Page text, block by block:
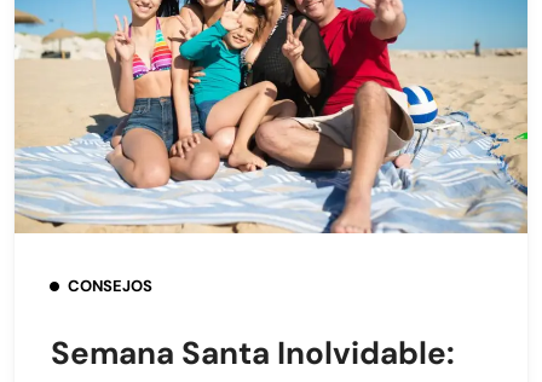
CONSEJOS
Semana Santa Inolvidable: